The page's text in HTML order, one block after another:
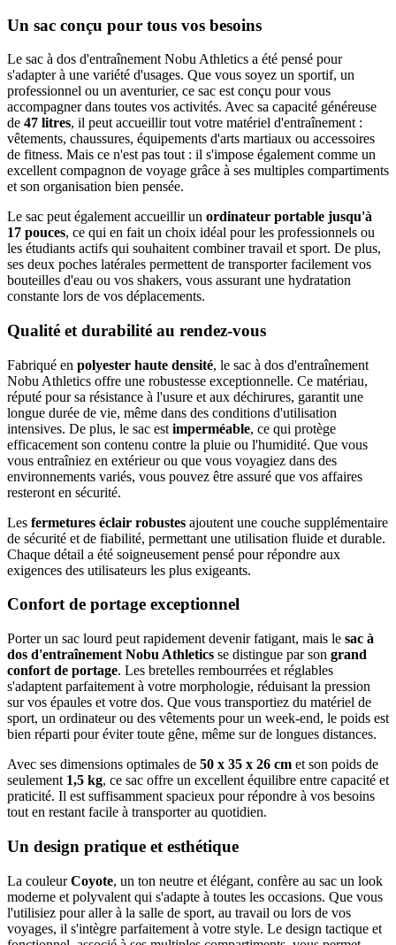
Un sac conçu pour tous vos besoins
Le sac à dos d'entraînement Nobu Athletics a été pensé pour
s'adapter à une variété d'usages. Que vous soyez un sportif, un
professionnel ou un aventurier, ce sac est conçu pour vous
accompagner dans toutes vos activités. Avec sa capacité généreuse
de 47 litres, il peut accueillir tout votre matériel d'entraînement :
vêtements, chaussures, équipements d'arts martiaux ou accessoires
de fitness. Mais ce n'est pas tout : il s'impose également comme un
excellent compagnon de voyage grâce à ses multiples compartiments
et son organisation bien pensée.
Le sac peut également accueillir un ordinateur portable jusqu'à
17 pouces, ce qui en fait un choix idéal pour les professionnels ou
les étudiants actifs qui souhaitent combiner travail et sport. De plus,
ses deux poches latérales permettent de transporter facilement vos
bouteilles d'eau ou vos shakers, vous assurant une hydratation
constante lors de vos déplacements.
Qualité et durabilité au rendez-vous
Fabriqué en polyester haute densité, le sac à dos d'entraînement
Nobu Athletics offre une robustesse exceptionnelle. Ce matériau,
réputé pour sa résistance à l'usure et aux déchirures, garantit une
longue durée de vie, même dans des conditions d'utilisation
intensives. De plus, le sac est imperméable, ce qui protège
efficacement son contenu contre la pluie ou l'humidité. Que vous
vous entraîniez en extérieur ou que vous voyagiez dans des
environnements variés, vous pouvez être assuré que vos affaires
resteront en sécurité.
Les fermetures éclair robustes ajoutent une couche supplémentaire
de sécurité et de fiabilité, permettant une utilisation fluide et durable.
Chaque détail a été soigneusement pensé pour répondre aux
exigences des utilisateurs les plus exigeants.
Confort de portage exceptionnel
Porter un sac lourd peut rapidement devenir fatigant, mais le sac à
dos d'entraînement Nobu Athletics se distingue par son grand
confort de portage. Les bretelles rembourrées et réglables
s'adaptent parfaitement à votre morphologie, réduisant la pression
sur vos épaules et votre dos. Que vous transportiez du matériel de
sport, un ordinateur ou des vêtements pour un week-end, le poids est
bien réparti pour éviter toute gêne, même sur de longues distances.
Avec ses dimensions optimales de 50 x 35 x 26 cm et son poids de
seulement 1,5 kg, ce sac offre un excellent équilibre entre capacité et
praticité. Il est suffisamment spacieux pour répondre à vos besoins
tout en restant facile à transporter au quotidien.
Un design pratique et esthétique
La couleurCoyote, un ton neutre et élégant, confère au sac un look
moderne et polyvalent qui s'adapte à toutes les occasions. Que vous
l'utilisiez pour aller à la salle de sport, au travail ou lors de vos
voyages, il s'intègre parfaitement à votre style. Le design tactique et